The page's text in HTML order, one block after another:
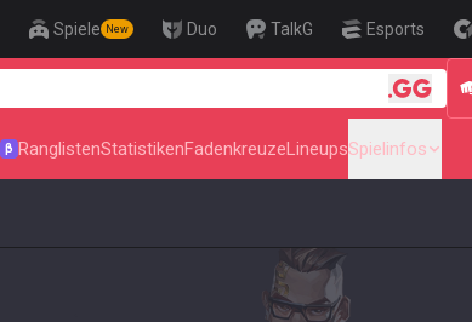
Spiele New Duo TalkG Esports
🎯
β RanglistenStatistikenFadenkreuzeLineupsSpielinfos